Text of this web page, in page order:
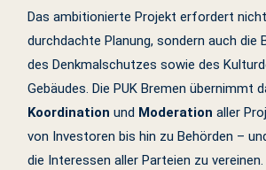
Das ambitionierte Projekt erfordert
durchdachte Planung, sondern auch die
des Denkmalschutzes sowie des
Gebäudes. Die PUK Bremen übernimmt
Koordination und Moderation aller
von Investoren bis hin zu Behörden –
die Interessen aller Parteien zu vereinen.